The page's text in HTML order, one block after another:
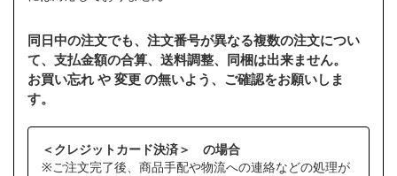
同日中の注文でも、注文番号が異なる複数の注文につい
て、支払金額の合算、送料調整、同梱は出来ません。
お買い忘れ や 変更 の無いよう、ご確認をお願いしま
す。
＜クレジットカード決済＞ の場合
※ご注文完了後、商品手配や物流への連絡などの処理が